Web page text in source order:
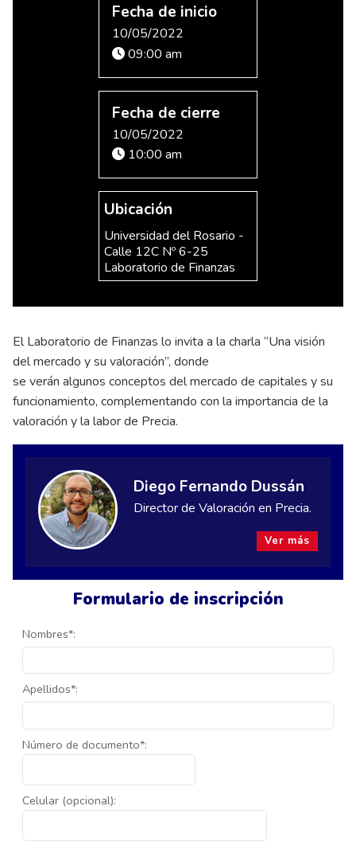
Formulario de inscripción
Nombres*:
Apellidos*:
Número de documento*:
Celular (opcional):
Fecha de inicio
10/05/2022
09:00 am
Fecha de cierre
10/05/2022
10:00 am
Ubicación
Universidad del Rosario -
Calle 12C Nº 6-25
Laboratorio de Finanzas
El Laboratorio de Finanzas lo invita a la charla “Una visión
del mercado y su valoración”, donde
se verán algunos conceptos del mercado de capitales y su
funcionamiento, complementando con la importancia de la
valoración y la labor de Precia.
Diego Fernando Dussán
Director de Valoración en Precia.
Ver más